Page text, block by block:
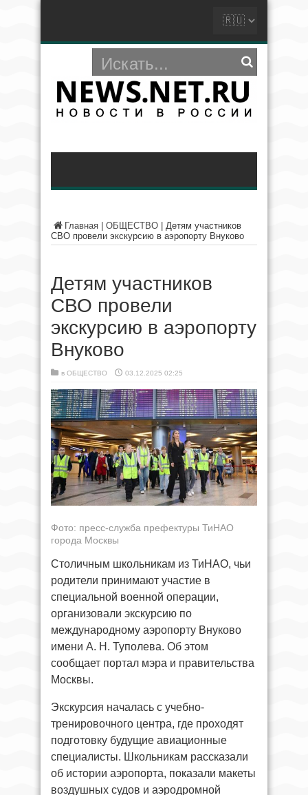
Главная ОБЩЕСТВО
Детям участников
СВО провели экскурсию в аэропорту Внуково
Детям участников
СВО провели
экскурсию в аэропорту
Внуково
в ОБЩЕСТВО 03.12.2025 02:25
Фото: пресс-служба префектуры ТиНАО
города Москвы
Столичным школьникам из ТиНАО, чьи
родители принимают участие в
специальной военной операции,
организовали экскурсию по
международному аэропорту Внуково
имени А. Н. Туполева. Об этом
сообщает портал мэра и правительства
Москвы.
Экскурсия началась с учебно-
тренировочного центра, где проходят
подготовку будущие авиационные
специалисты. Школьникам рассказали
об истории аэропорта, показали макеты
воздушных судов и аэродромной